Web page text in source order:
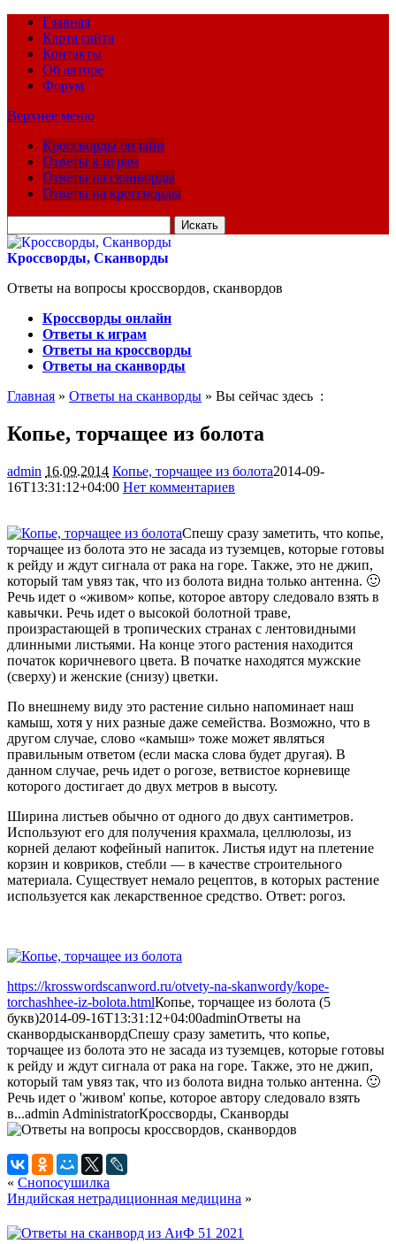
Главная
Карта сайта
Контакты
Об авторе
Форум
Верхнее меню
Кроссворды онлайн
Ответы к играм
Ответы на сканворды
Ответы на кроссворды
для:
Кроссворды, Сканворды
Ответы на вопросы кроссвордов, сканвордов
Кроссворды онлайн
Ответы к играм
Ответы на кроссворды
Ответы на сканворды
Главная » Ответы на сканворды » Вы сейчас здесь :
Копье, торчащее из болота
admin 16.09.2014 Копье, торчащее из болота2014-09-
16T13:31:12+04:00 Нет комментариев
Спешу сразу заметить, что копье,
торчащее из болота это не засада из туземцев, которые готовы
к рейду и ждут сигнала от рака на горе. Также, это не джип,
который там увяз так, что из болота видна только антенна. 🙂
Речь идет о «живом» копье, которое автору следовало взять в
кавычки. Речь идет о высокой болотной траве,
произрастающей в тропических странах с лентовидными
длинными листьями. На конце этого растения находится
початок коричневого цвета. В початке находятся мужские
(сверху) и женские (снизу) цветки.
По внешнему виду это растение сильно напоминает наш
камыш, хотя у них разные даже семейства. Возможно, что в
другом случае, слово «камыш» тоже может являться
правильным ответом (если маска слова будет другая). В
данном случае, речь идет о рогозе, ветвистое корневище
которого достигает до двух метров в высоту.
Ширина листьев обычно от одного до двух сантиметров.
Используют его для получения крахмала, целлюлозы, из
корней делают кофейный напиток. Листья идут на плетение
корзин и ковриков, стебли — в качестве строительного
материала. Существует немало рецептов, в которых растение
используется как лекарственное средство. Ответ: рогоз.
https://krosswordscanword.ru/otvety-na-skanwordy/kope-
torchashhee-iz-bolota.htmlКопье, торчащее из болота (5
букв)2014-09-16T13:31:12+04:00adminОтветы на
сканвордысканвордСпешу сразу заметить, что копье,
торчащее из болота это не засада из туземцев, которые готовы
к рейду и ждут сигнала от рака на горе. Также, это не джип,
который там увяз так, что из болота видна только антенна. 🙂
Речь идет о 'живом' копье, которое автору следовало взять
в...admin AdministratorКроссворды, Сканворды
« Снопосушилка
Индийская нетрадиционная медицина »